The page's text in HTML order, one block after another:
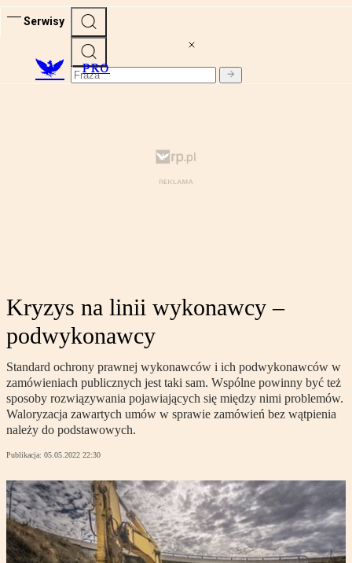
Serwisy
PRO
Kryzys na linii wykonawcy –
podwykonawcy
Standard ochrony prawnej wykonawców i ich podwykonawców w
zamówieniach publicznych jest taki sam. Wspólne powinny być też
sposoby rozwiązywania pojawiających się między nimi problemów.
Waloryzacja zawartych umów w sprawie zamówień bez wątpienia
należy do podstawowych.
Publikacja: 05.05.2022 22:30